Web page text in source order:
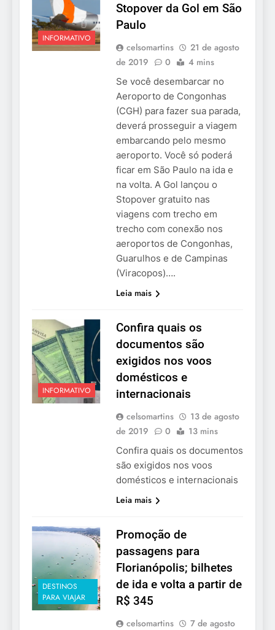
INFORMATIVO
Stopover da Gol em São
Paulo
celsomartins
21 de agosto
de 2019
0 4 mins
Se você desembarcar no
Aeroporto de Congonhas
(CGH) para fazer sua parada,
deverá prosseguir a viagem
embarcando pelo mesmo
aeroporto. Você só poderá
ficar em São Paulo na ida e
na volta. A Gol lançou o
Stopover gratuito nas
viagens com trecho em
trecho com conexão nos
aeroportos de Congonhas,
Guarulhos e de Campinas
(Viracopos)….
Leia mais
INFORMATIVO
Confira quais os
documentos são
exigidos nos voos
domésticos e
internacionais
celsomartins
13 de agosto
de 2019
0 13 mins
Confira quais os documentos
são exigidos nos voos
domésticos e internacionais
Leia mais
DESTINOS
PARA VIAJAR
Promoção de
passagens para
Florianópolis; bilhetes
de ida e volta a partir de
R$ 345
celsomartins
7 de agosto